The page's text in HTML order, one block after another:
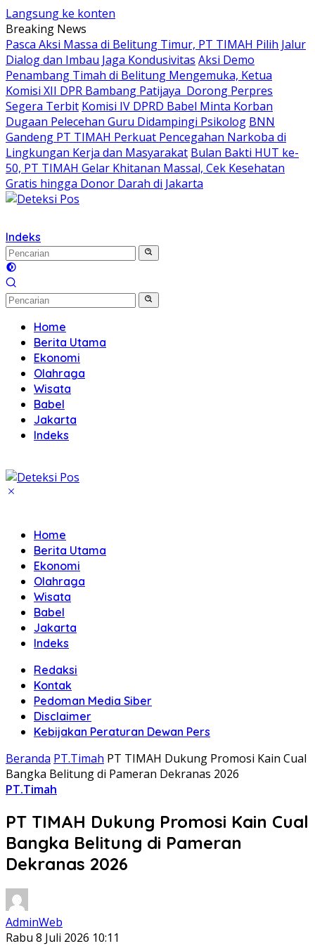
Langsung ke konten
Breaking News
Pasca Aksi Massa di Belitung Timur, PT TIMAH Pilih Jalur
Dialog dan Imbau Jaga Kondusivitas Aksi Demo
Penambang Timah di Belitung Mengemuka, Ketua
Komisi XII DPR Bambang Patijaya Dorong Perpres
Segera Terbit Komisi IV DPRD Babel Minta Korban
Dugaan Pelecehan Guru Didampingi Psikolog BNN
Gandeng PT TIMAH Perkuat Pencegahan Narkoba di
Lingkungan Kerja dan Masyarakat Bulan Bakti HUT ke-
50, PT TIMAH Gelar Khitanan Massal, Cek Kesehatan
Gratis hingga Donor Darah di Jakarta
Indeks
Home
Berita Utama
Ekonomi
Olahraga
Wisata
Babel
Jakarta
Indeks
Home
Berita Utama
Ekonomi
Olahraga
Wisata
Babel
Jakarta
Indeks
Redaksi
Kontak
Pedoman Media Siber
Disclaimer
Kebijakan Peraturan Dewan Pers
Beranda PT.Timah PT TIMAH Dukung Promosi Kain Cual
Bangka Belitung di Pameran Dekranas 2026
PT.Timah
PT TIMAH Dukung Promosi Kain Cual
Bangka Belitung di Pameran
Dekranas 2026
AdminWeb
Rabu 8 Juli 2026 10:11